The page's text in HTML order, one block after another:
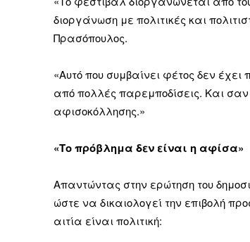
διοργάνωση με πολιτικές και
Πρασόπουλος.
«Αυτό που συμβαίνει φέτος δεν
από πολλές παρεμποδίσεις. Και
αφισοκόλλησης.»
«Το πρόβλημα δεν είναι η αφίσα»
Απαντώντας στην ερώτηση του
ώστε να δικαιολογεί την επιβολή
αιτία είναι πολιτική: